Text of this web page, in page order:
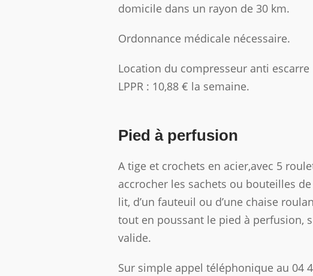
domicile dans un rayon de 30 km.
Ordonnance médicale nécessaire.
Location du compresseur anti escarre
LPPR : 10,88 € la semaine.
Pied à perfusion
A tige et crochets en acier,avec 5
accrocher les sachets ou bouteilles
lit, d’un fauteuil ou d’une chaise
tout en poussant le pied à perfusion,
valide.
Sur simple appel téléphonique au 04